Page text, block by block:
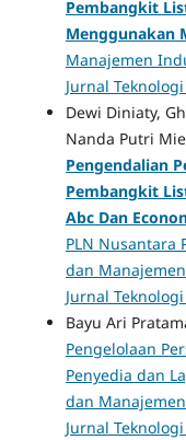
Pembangkit
Menggunakan
Manajemen
Jurnal
Dewi Diniaty,
Nanda Putri
Pengendalian
Pembangkit
Abc Dan
PLN Nusantara
dan
Jurnal
Bayu Ari
Pengelolaan
Penyedia dan
dan
Jurnal